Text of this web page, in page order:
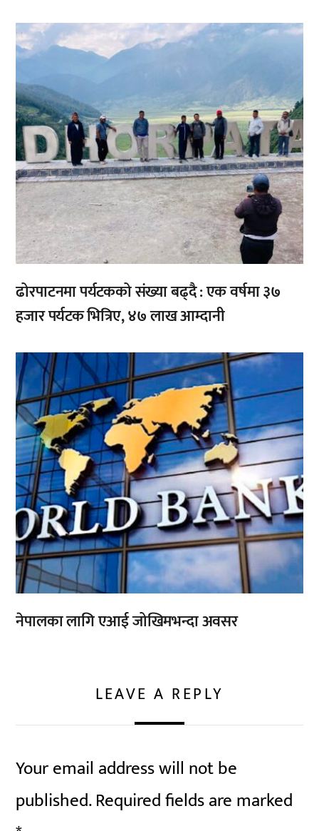
,,
ढोरपाटनमा पर्यटकको संख्या बढ्दै : एक वर्षमा ३७
हजार पर्यटक भित्रिए, ४७ लाख आम्दानी
नेपालका लागि एआई जोखिमभन्दा अवसर
LEAVE A REPLY
Your email address will not be
published.Required fields are marked